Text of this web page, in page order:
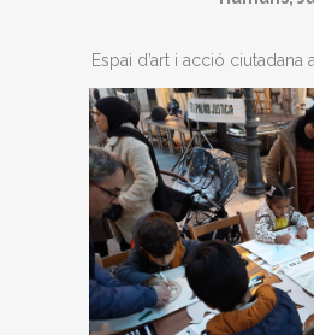
Espai d’art i acció ciutadana